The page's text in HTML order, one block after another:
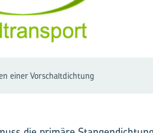
einer Vorschaltdichtung